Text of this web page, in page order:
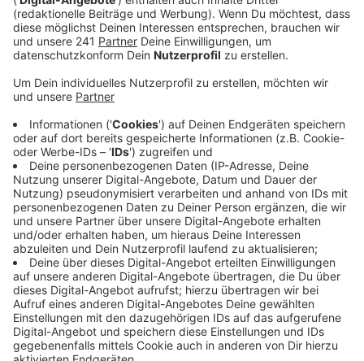
Veröffentlicht:Mittwoch, 10.03.2021 11:15
Anzeige
In einer Fahrradstraße dürfen Autos mit in
Ausnahmefällen fahren, und dann auch nur Tempo 30.
Außerdem dürfen Fahrräder nebeneinander fahren und
haben immer Vorrang. Die Vorschläge:
Rheinstraße/Wiesenstraße in Hitdorf
Unterstraße von Felderstraße bis Burgstraße in
Rheindorf
Der Bereich Dhünnstraße/Nobelstraße in Wiesdorf
(Fahrradzone)
An St. Remigius in Opladen